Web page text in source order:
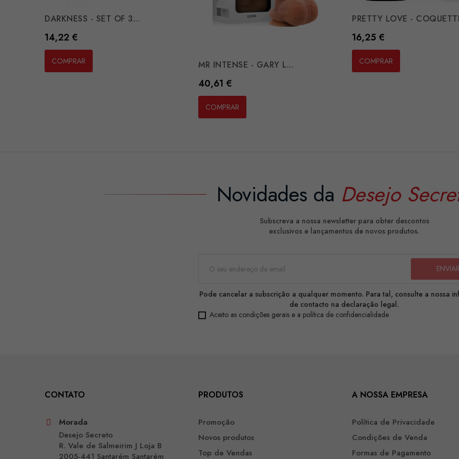
DARKNESS - SET OF 3...
Preço
14,22 €
COMPRAR MR INTENSE - GARY L...
Preço
40,61 €
COMPRAR
PRETTY LOVE -
Preço
16,25 €
COMPRAR
Novidades da Desejo
Subscreva a nossa newsletter para obter descontos
exclusivos e lançamentos de novos produtos.
Pode cancelar a subscrição a qualquer momento. Para tal, consulte a nossa
de contacto na declaração legal.
Aceito as condições gerais e a política de confidencialidade
CONTATO
Morada
Desejo Secreto
R. Vale de Salmeirim J Loja B
2005-441 Santarém Santarém
PRODUTOS
Promoção
Novos produtos
Top de Vendas
A NOSSA EMPRESA
Política de Privacidade
Condições de Venda
Formas de Pagamento